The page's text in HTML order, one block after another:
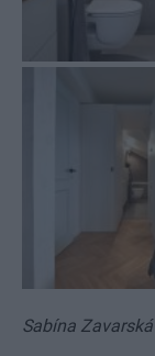
Sabína Zavarská